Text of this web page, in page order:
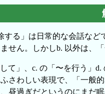
する」は日常的な会話な
せん。しかしb. 以外は、
て」、c. の「〜を行う」
さわしい表現で、「一般
昼過ぎだというのにまだ